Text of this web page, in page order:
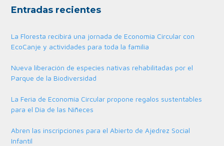
Entradas recientes
La Floresta recibirá una jornada de Economía Circular con
EcoCanje y actividades para toda la familia
Nueva liberación de especies nativas rehabilitadas por el
Parque de la Biodiversidad
La Feria de Economía Circular propone regalos sustentables
para el Día de las Niñeces
Abren las inscripciones para el Abierto de Ajedrez Social
Infantil